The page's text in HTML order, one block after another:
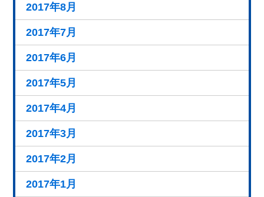
2017年8月
2017年7月
2017年6月
2017年5月
2017年4月
2017年3月
2017年2月
2017年1月